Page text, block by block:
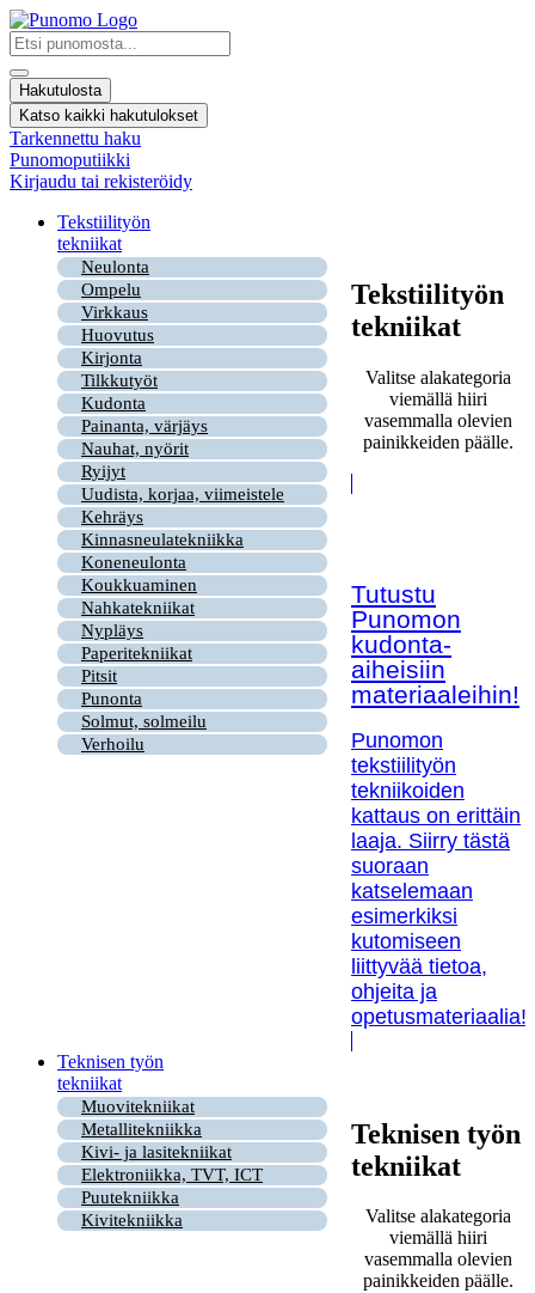
Mene
sisältöön
Search
...
Hakutulosta
Katso kaikki hakutulokset
Tarkennettu haku
Punomoputiikki
Kirjaudu tai rekisteröidy
Tekstiilityön
tekniikat
Neulonta
Ompelu
Virkkaus
Huovutus
Kirjonta
Tilkkutyöt
Kudonta
Painanta, värjäys
Nauhat, nyörit
Ryijyt
Uudista, korjaa, viimeistele
Kehräys
Kinnasneulatekniikka
Koneneulonta
Koukkuaminen
Nahkatekniikat
Nypläys
Paperitekniikat
Pitsit
Punonta
Solmut, solmeilu
Verhoilu
Tekstiilityön
tekniikat
Valitse alakategoria
viemällä hiiri
vasemmalla olevien
painikkeiden päälle.
Tutustu
Punomon
kudonta-
aiheisiin
materiaaleihin!
Punomon
tekstiilityön
tekniikoiden
kattaus on erittäin
laaja. Siirry tästä
suoraan
katselemaan
esimerkiksi
kutomiseen
liittyvää tietoa,
ohjeita ja
opetusmateriaalia!
Teknisen työn
tekniikat
Muovitekniikat
Metallitekniikka
Kivi- ja lasitekniikat
Elektroniikka, TVT, ICT
Puutekniikka
Kivitekniikka
Teknisen työn
tekniikat
Valitse alakategoria
viemällä hiiri
vasemmalla olevien
painikkeiden päälle.